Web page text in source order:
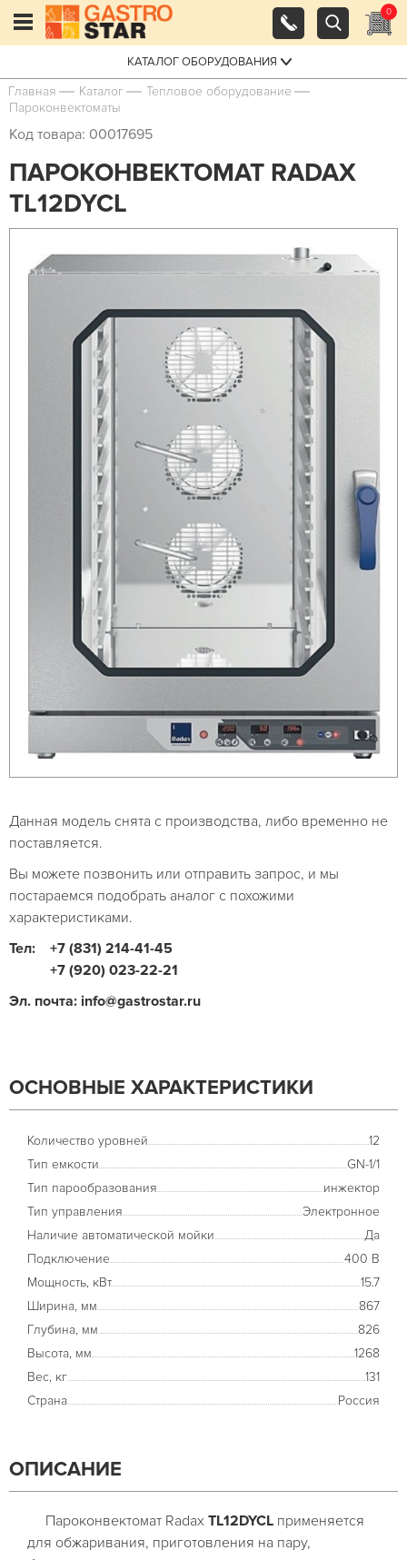
0
КАТАЛОГ ОБОРУДОВАНИЯ
Главная Каталог
Тепловое оборудование
Пароконвектоматы
Код товара: 00017695
ПАРОКОНВЕКТОМАТ RADAX
TL12DYCL
Данная модель снята с производства, либо временно не
поставляется.
Вы можете позвонить или отправить запрос, и мы
постараемся подобрать аналог с похожими
характеристиками.
Тел:
+7 (831) 214-41-45
+7 (920) 023-22-21
Эл. почта: info@gastrostar.ru
ОСНОВНЫЕ ХАРАКТЕРИСТИКИ
Количество уровней
12
Тип емкости
GN-1/1
Тип парообразования
инжектор
Тип управления
Электронное
Наличие автоматической мойки
Да
Подключение
400 В
Мощность, кВт
15.7
Ширина, мм
867
Глубина, мм
826
Высота, мм
1268
Вес, кг
131
Страна
Россия
ОПИСАНИЕ
Пароконвектомат Radax TL12DYCL применяется
для обжаривания, приготовления на пару,